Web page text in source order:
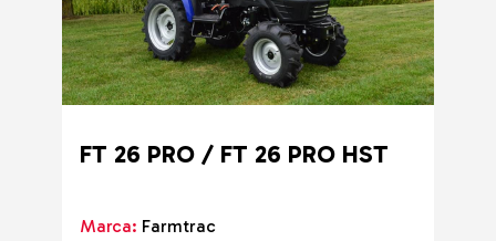
FT 26 PRO / FT 26 PRO HST
Marca: Farmtrac